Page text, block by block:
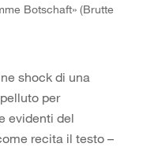
Botschaft» (Brutte
shock di una
per
evidenti del
recita il testo –